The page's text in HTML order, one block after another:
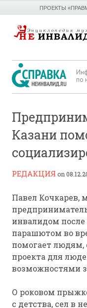
ПРОЕКТЫ
по
Казани
РЕДАКЦИЯ on
Павел Кочкарев,
инвалидом
парашютом во
помогает людям,
проекта для
возможностями
О роковом
с детства, сел в